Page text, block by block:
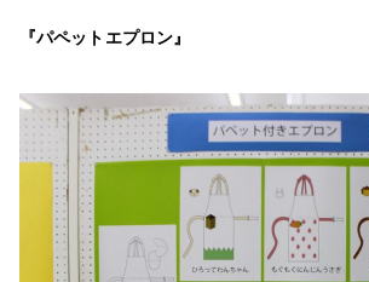
『パペットエプロン』